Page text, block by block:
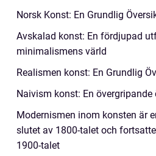
Norsk Konst: En Grundlig
Avskalad konst: En fördjupad
minimalismens värld
Realismen konst: En Grundlig
Naivism konst: En övergripande
Modernismen inom konsten är
slutet av 1800-talet och
1900-talet